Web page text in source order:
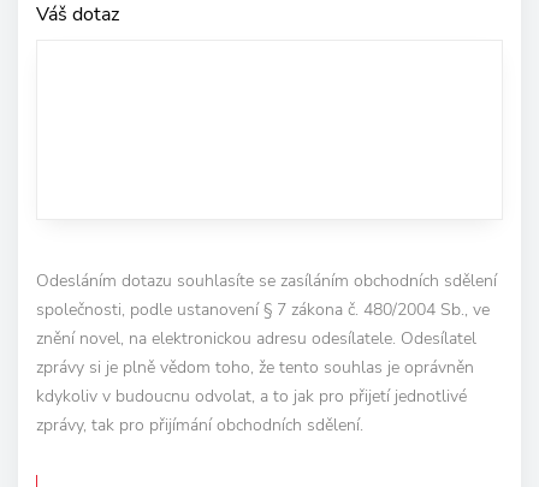
Váš dotaz
Odesláním dotazu souhlasíte se zasíláním obchodních sdělení
společnosti, podle ustanovení § 7 zákona č. 480/2004 Sb., ve
znění novel, na elektronickou adresu odesílatele. Odesílatel
zprávy si je plně vědom toho, že tento souhlas je oprávněn
kdykoliv v budoucnu odvolat, a to jak pro přijetí jednotlivé
zprávy, tak pro přijímání obchodních sdělení.